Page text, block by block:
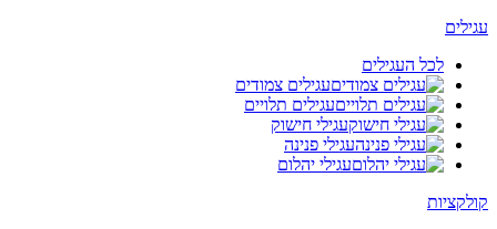
עגילים
לכל העגילים
עגילים צמודים
עגילים תלויים
עגילי חישוק
עגילי פנינה
עגילי יהלום
קולקציות